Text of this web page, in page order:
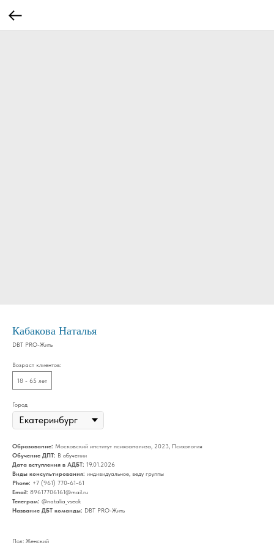
Кабакова Наталья
DBT PRO-Жить
Возраст клиентов:
18 - 65 лет
Город
Образование: Московский институт психоанализа, 2023, Психология
Обучение ДПТ: В обучении
Дата вступления в АДБТ: 19.01.2026
Виды консультирования: индивидуальное, веду группы
Phone: +7 (961) 770-61-61
Email: 89617706161@mail.ru
Телеграм: @natalia_vseok
Название ДБТ команды: DBT PRO-Жить
Пол: Женский